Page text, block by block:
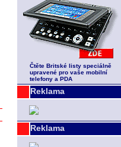
Čtěte Britské listy speciálně
upravené pro vaše mobilní
telefony a PDA
Reklama
Reklama